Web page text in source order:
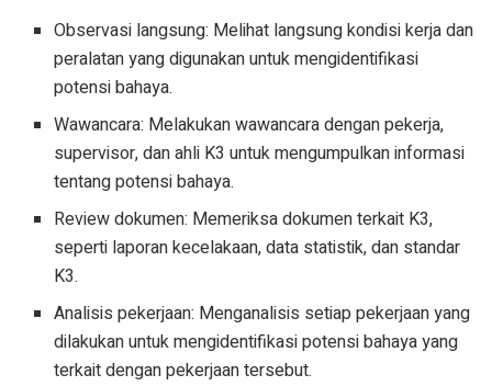
Observasi langsung: Melihat langsung kondisi kerja dan
peralatan yang digunakan untuk mengidentifikasi
potensi bahaya.
Wawancara: Melakukan wawancara dengan pekerja,
supervisor, dan ahli K3 untuk mengumpulkan informasi
tentang potensi bahaya.
Review dokumen: Memeriksa dokumen terkait K3,
seperti laporan kecelakaan, data statistik, dan standar
K3.
Analisis pekerjaan: Menganalisis setiap pekerjaan yang
dilakukan untuk mengidentifikasi potensi bahaya yang
terkait dengan pekerjaan tersebut.